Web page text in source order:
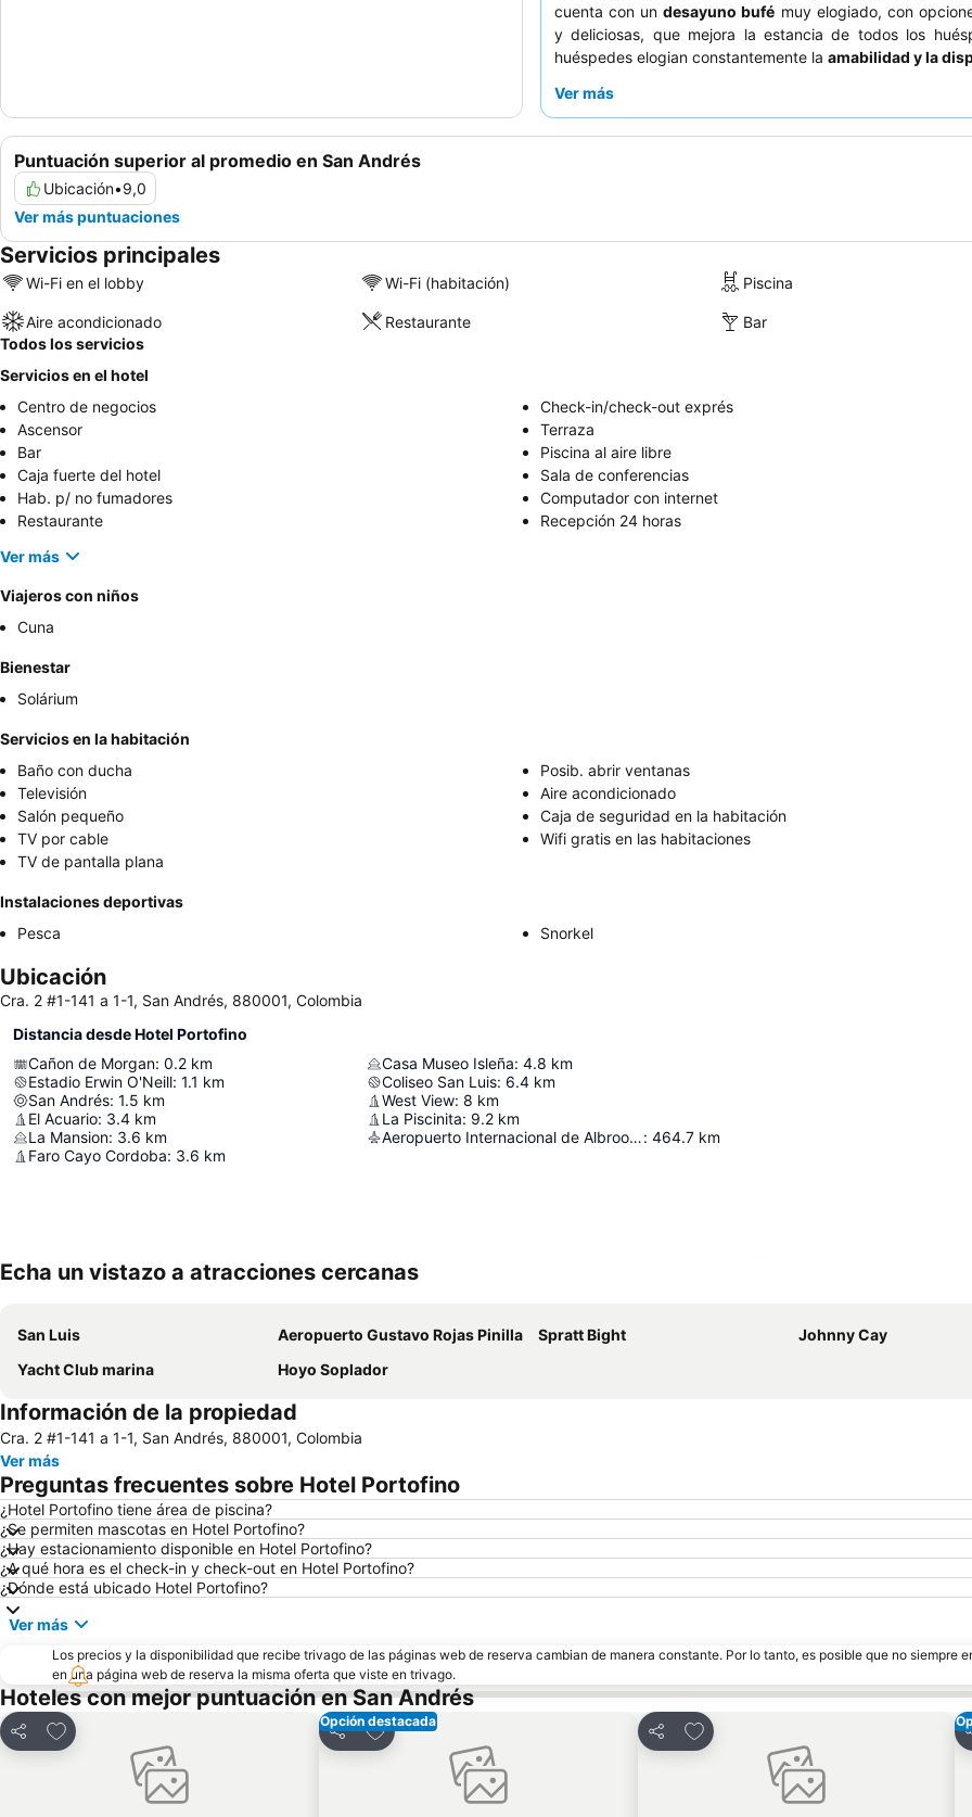
cuenta con undesayuno bufé muy elogiado, con
y deliciosas, que mejora la estancia de todos los
huéspedes elogian constantemente la amabilidad y la
Para aquellos que buscan vistas óptimas, se recomienda
Ver más
Puntuación superior al promedio en San Andrés
Ubicación•9,0
Ver más puntuaciones
Servicios principales
Wi-Fi en el lobby Wi-Fi (habitación) Piscina
Aire acondicionado Restaurante
Bar
Todos los servicios
Servicios en el hotel
Centro de negocios
Check-in/check-out exprés
Ascensor
Terraza
Bar
Piscina al aire libre
Caja fuerte del hotel
Sala de conferencias
Hab. p/ no fumadores
Computador con internet
Restaurante
Recepción 24 horas
Ver más
Viajeros con niños
Cuna
Bienestar
Solárium
Servicios en la habitación
Baño con ducha
Posib. abrir ventanas
Televisión
Aire acondicionado
Salón pequeño
Caja de seguridad en la habitación
TV por cable
Wifi gratis en las habitaciones
TV de pantalla plana
Instalaciones deportivas
Pesca
Snorkel
Ubicación
Cra. 2 #1-141 a 1-1, San Andrés, 880001, Colombia
Distancia desde Hotel Portofino
Cañon de Morgan: 0.2 km
Estadio Erwin O'Neill: 1.1 km
San Andrés: 1.5 km
El Acuario: 3.4 km
La Mansion: 3.6 km
Faro Cayo Cordoba: 3.6 km
Casa Museo Isleña: 4.8 km
Coliseo San Luis: 6.4 km
West View: 8 km
La Piscinita: 9.2 km
Aeropuerto Internacional de Albrook "Marcos A. Gelabert": 464.7 km
Echa un vistazo a atracciones cercanas
San Luis Aeropuerto Gustavo Rojas Pinilla Spratt Bight
Johnny Cay
Yacht Club marina
Hoyo Soplador
Información de la propiedad
Cra. 2 #1-141 a 1-1, San Andrés, 880001, Colombia
Ver más
Preguntas frecuentes sobre Hotel Portofino
¿Hotel Portofino tiene área de piscina?
¿Se permiten mascotas en Hotel Portofino?
¿Hay estacionamiento disponible en Hotel Portofino?
¿A qué hora es el check-in y check-out en Hotel Portofino?
¿Dónde está ubicado Hotel Portofino?
Ver más
Los precios y la disponibilidad que recibe trivago de las páginas web de reserva cambian de manera constante. Por lo tanto, es posible que no siempre
en una página web de reserva la misma oferta que viste en trivago.
Hoteles con mejor puntuación en San Andrés
Compartir
Agregar a favoritos Opción destacada
Compartir
Agregar a favoritos
Compartir
Agregar a favoritos